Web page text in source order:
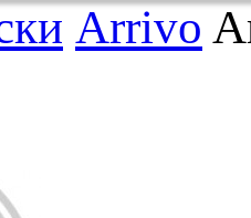
Arrivo